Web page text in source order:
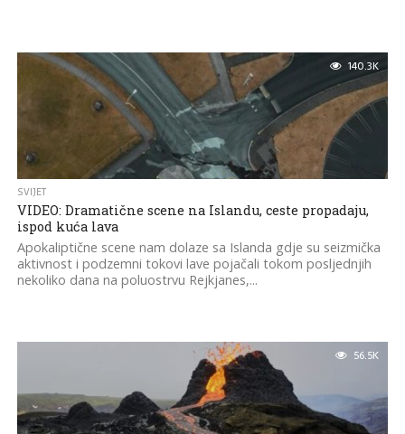
140.3K
SVIJET
VIDEO: Dramatične scene na Islandu, ceste propadaju,
ispod kuća lava
Apokaliptične scene nam dolaze sa Islanda gdje su seizmička
aktivnost i podzemni tokovi lave pojačali tokom posljednjih
nekoliko dana na poluostrvu Rejkjanes,...
56.5K